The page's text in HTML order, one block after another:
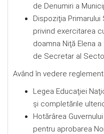
de Denumiri a
Dispoziţia Primarului
privind exercitarea
doamna Niţă Elena
de Secretar al
Având în vedere
Legea Educaţiei
şi completările
Hotărârea
pentru aprobarea